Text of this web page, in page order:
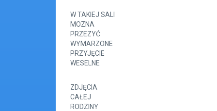
W TAKIEJ SALI
MOZNA
PRZEZYĆ
WYMARZONE
PRZYJĘCIE
WESELNE
ZDJĘCIA
CAŁEJ
RODZINY